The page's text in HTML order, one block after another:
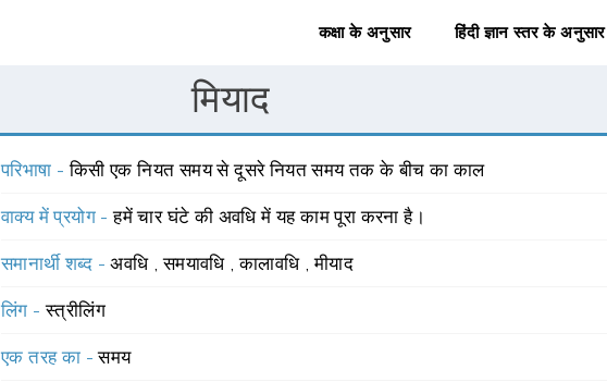
कक्षा के अनुसार हिंदी ज्ञान स्तर के अनुसार
मियाद
परिभाषा -किसी एक नियत समय से दूसरे नियत समय तक के बीच का काल
वाक्य में प्रयोग -हमें चार घंटे की अवधि में यह काम पूरा करना है।
समानार्थी शब्द -अवधि ,समयावधि ,कालावधि ,मीयाद
लिंग -स्त्रीलिंग
एक तरह का -समय